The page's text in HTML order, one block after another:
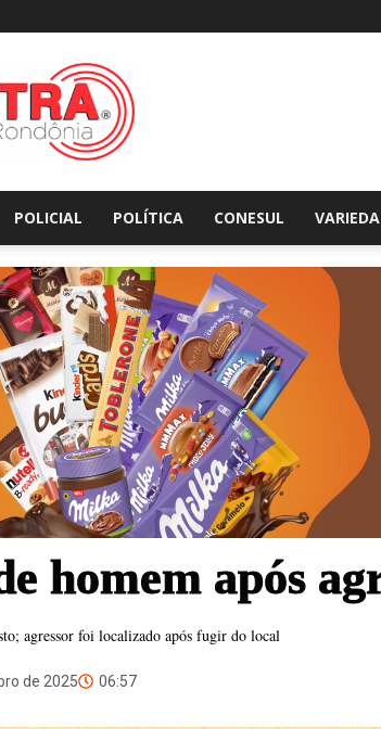
Extraderondonia.com.br
POLICIAL POLÍTICA CONESUL
homem após
agressor foi localizado após fugir do local
de 2025 06:57